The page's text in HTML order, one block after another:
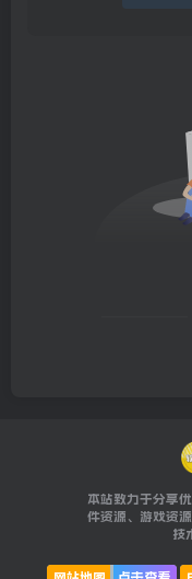
本站致力于分享
件资源、游戏资
技